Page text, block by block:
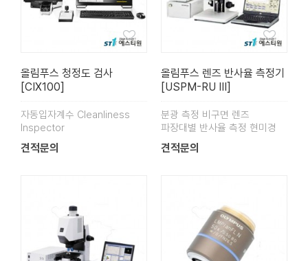
올림푸스 청정도 검사
[CIX100]
자동입자계수 Cleanliness
Inspector
견적문의
올림푸스 렌즈 반사율 측정기
[USPM-RU Ⅲ]
분광 측정 비구면 렌즈
파장대별 반사율 측정 현미경
견적문의